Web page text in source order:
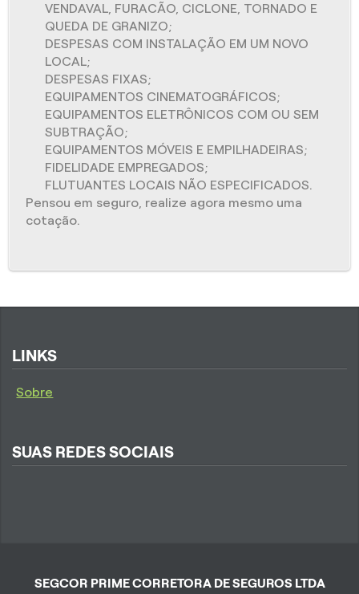
VENDAVAL, FURACÃO, CICLONE, TORNADO E
QUEDA DE GRANIZO;
DESPESAS COM INSTALAÇÃO EM UM NOVO
LOCAL;
DESPESAS FIXAS;
EQUIPAMENTOS CINEMATOGRÁFICOS;
EQUIPAMENTOS ELETRÔNICOS COM OU SEM
SUBTRAÇÃO;
EQUIPAMENTOS MÓVEIS E EMPILHADEIRAS;
FIDELIDADE EMPREGADOS;
FLUTUANTES LOCAIS NÃO ESPECIFICADOS.
Pensou em seguro, realize agora mesmo uma
cotação.
LINKS
Sobre
SUAS REDES SOCIAIS
SEGCOR PRIME CORRETORA DE SEGUROS LTDA